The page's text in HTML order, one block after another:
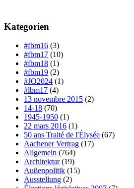
Kategorien
#fbm16 (3)
#fbm17 (10)
#fbm18 (1)
#fbm19 (2)
#JO2024 (1)
#lbm17 (4)
13 novembre 2015 (2)
14-18 (70)
1945-1950 (1)
22 mars 2016 (1)
50 ans Traité de l'Élysée (67)
Aachener Vertrag (17)
Allgemein (764)
Architektur(19)
Außenpolitik (15)
Ausstellung (2)